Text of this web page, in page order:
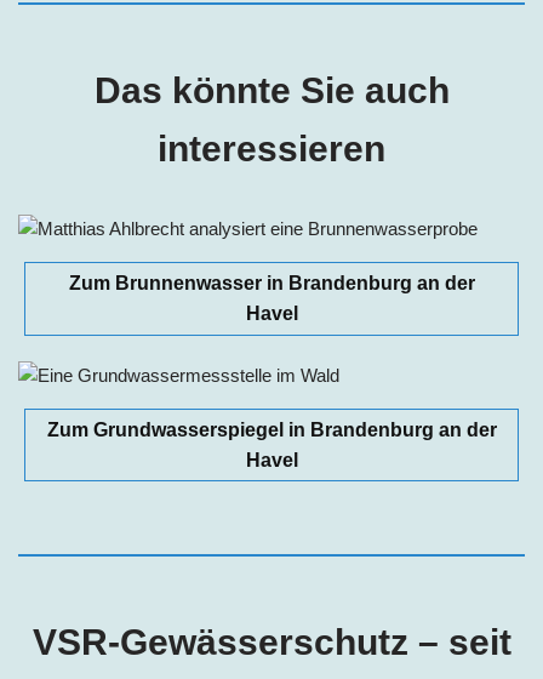
Das könnte Sie auch
interessieren
Zum Brunnenwasser in Brandenburg an der
Havel
Zum Grundwasserspiegel in Brandenburg an der
Havel
VSR-Gewässerschutz – seit